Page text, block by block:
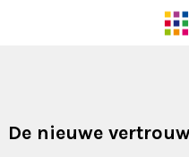
De nieuwe